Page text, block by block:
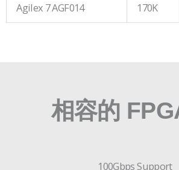
Agilex 7 AGF014 170K
相容的
100Gbps Support